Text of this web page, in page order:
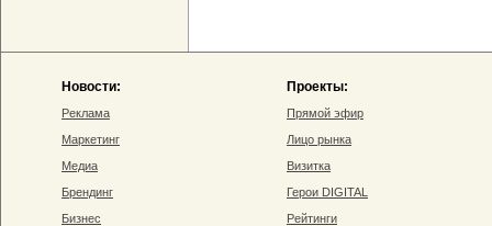
Новости:
Реклама
Маркетинг
Медиа
Брендинг
Бизнес
Проекты:
Прямой эфир
Лицо рынка
Визитка
Герои DIGITAL
Рейтинги